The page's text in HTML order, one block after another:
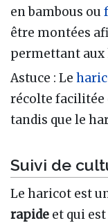
en bambous ou
être montées
permettant aux
Astuce : Le
récolte facilitée
tandis que le
Suivi de
Le haricot est
rapide et qui